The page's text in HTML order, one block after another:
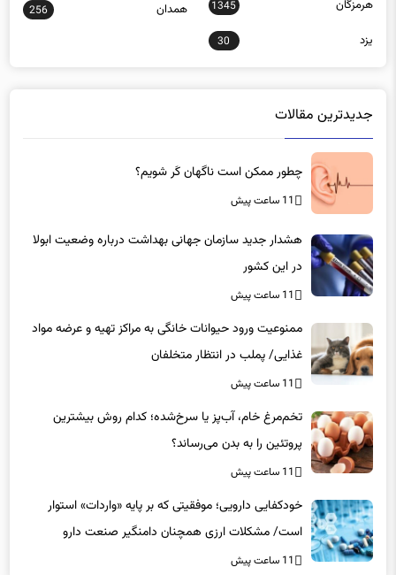
هرمزگان 1345 همدان 256
یزد 30
جدیدترین مقالات
چطور ممکن است ناگهان کَر شویم؟
11 ساعت پیش
هشدار جدید سازمان جهانی بهداشت درباره وضعیت ابولا
در این کشور
11 ساعت پیش
ممنوعیت ورود حیوانات خانگی به مراکز تهیه و عرضه مواد
غذایی/ پملب در انتظار متخلفان
11 ساعت پیش
تخم‌مرغ خام، آب‌پز یا سرخ‌شده؛ کدام روش بیشترین
پروتئین را به بدن می‌رساند؟
11 ساعت پیش
خودکفایی دارویی؛ موفقیتی که بر پایه‌ «واردات» استوار
است/ مشکلات ارزی همچنان دامنگیر صنعت دارو
11 ساعت پیش